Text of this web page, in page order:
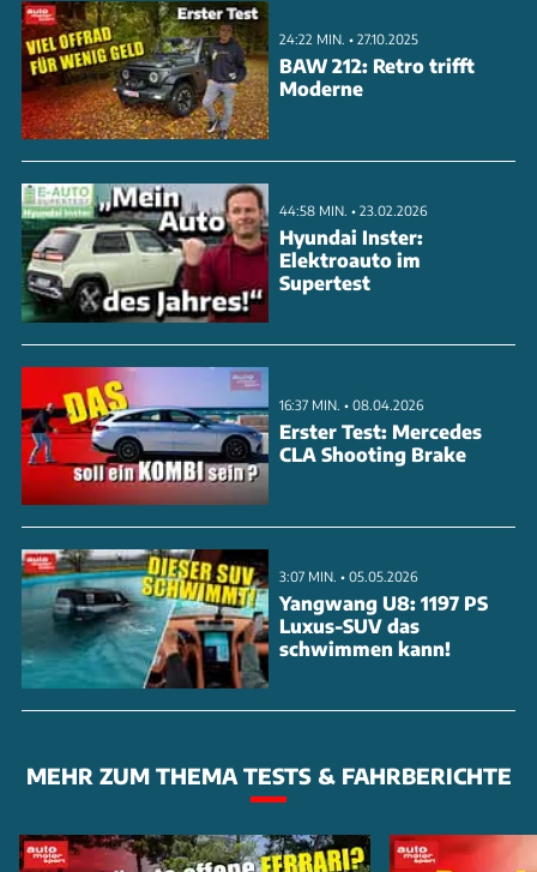
weiterentwicklung im Motorsport, profitiert auch
die Elektromobilität im Alltag.24:22 MIN. • 27.10.2025
BAW 212: Retro trifft
Moderne
44:58 MIN. • 23.02.2026
Hyundai Inster:
Elektroauto im
Supertest
16:37 MIN. • 08.04.2026
Erster Test: Mercedes
CLA Shooting Brake
3:07 MIN. • 05.05.2026
Yangwang U8: 1197 PS
Luxus-SUV das
schwimmen kann!
MEHR ZUM THEMA TESTS & FAHRBERICHTE